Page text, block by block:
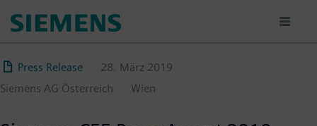
zum
Press Release
28. März 2019
Siemens AG Österreich
Wien